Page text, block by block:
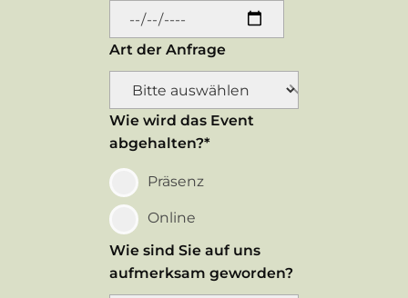
Art der Anfrage
Wie wird das Event
abgehalten?*
Präsenz
Online
Wie sind Sie auf uns
aufmerksam geworden?